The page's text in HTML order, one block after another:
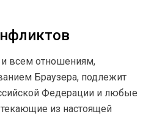
всем отношениям,
Браузера, подлежит
Федерации и любые
из настоящей